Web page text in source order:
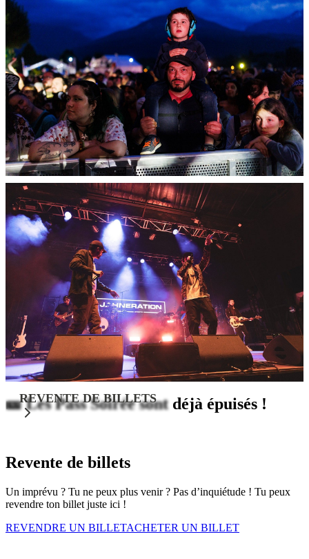
ACCÈS CONCERTS POUR MINEURS
REVENTE DE BILLETS
🎫 Les Pass Soirée sont déjà épuisés !
Revente de billets
Un imprévu ? Tu ne peux plus venir ? Pas d’inquiétude ! Tu peux
revendre ton billet juste ici !
REVENDRE UN BILLETACHETER UN BILLET